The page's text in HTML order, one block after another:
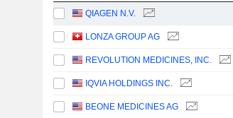
QIAGEN N.V.
LONZA GROUP AG
REVOLUTION MEDICINES, INC.
IQVIA HOLDINGS INC.
BEONE MEDICINES AG